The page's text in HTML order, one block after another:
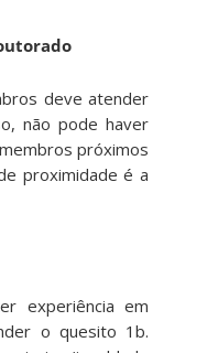
deve atender
não pode haver
próximos
proximidade é a
experiência em
o quesito 1b.